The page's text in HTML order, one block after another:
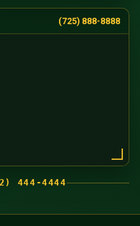
(725) 888-8888
444-4444